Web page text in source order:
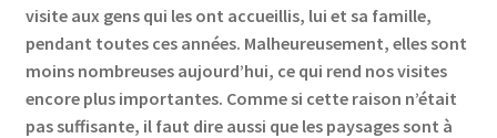
visite aux gens qui les ont accueillis, lui et sa famille,
pendant toutes ces années. Malheureusement, elles sont
moins nombreuses aujourd’hui, ce qui rend nos visites
encore plus importantes. Comme si cette raison n’était
pas suffisante, il faut dire aussi que les paysages sont à